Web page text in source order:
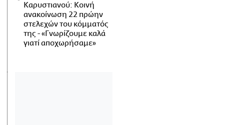
Καρυστιανού: Κοινή
ανακοίνωση 22 πρώην
στελεχών του κόμματός
της - «Γνωρίζουμε καλά
γιατί αποχωρήσαμε»